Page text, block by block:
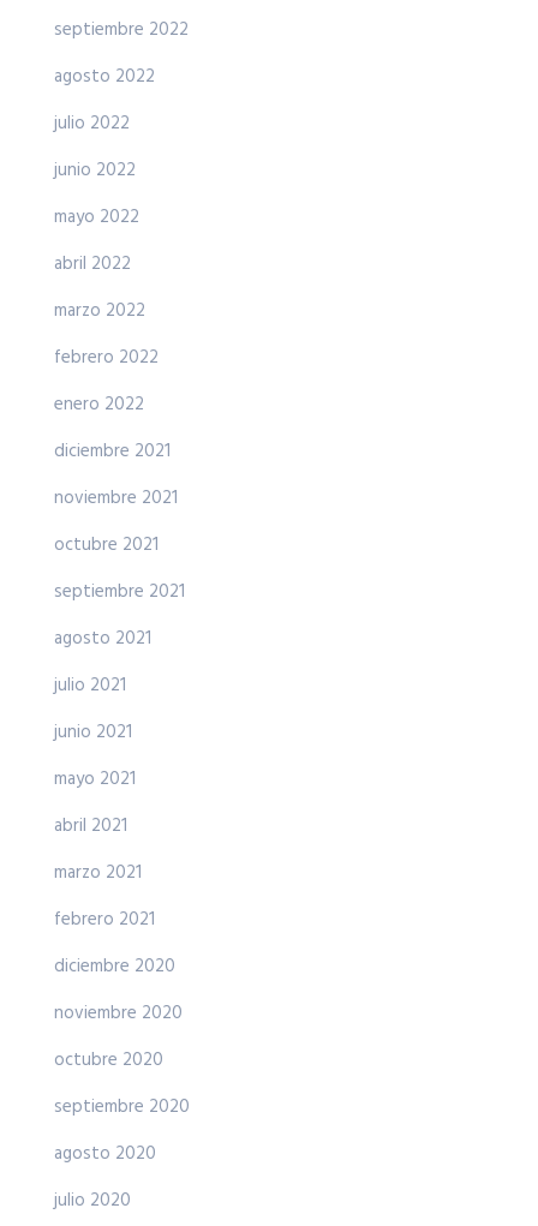
septiembre 2022
agosto 2022
julio 2022
junio 2022
mayo 2022
abril 2022
marzo 2022
febrero 2022
enero 2022
diciembre 2021
noviembre 2021
octubre 2021
septiembre 2021
agosto 2021
julio 2021
junio 2021
mayo 2021
abril 2021
marzo 2021
febrero 2021
diciembre 2020
noviembre 2020
octubre 2020
septiembre 2020
agosto 2020
julio 2020